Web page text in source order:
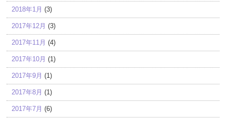
2018年1月 (3)
2017年12月 (3)
2017年11月 (4)
2017年10月 (1)
2017年9月 (1)
2017年8月 (1)
2017年7月 (6)